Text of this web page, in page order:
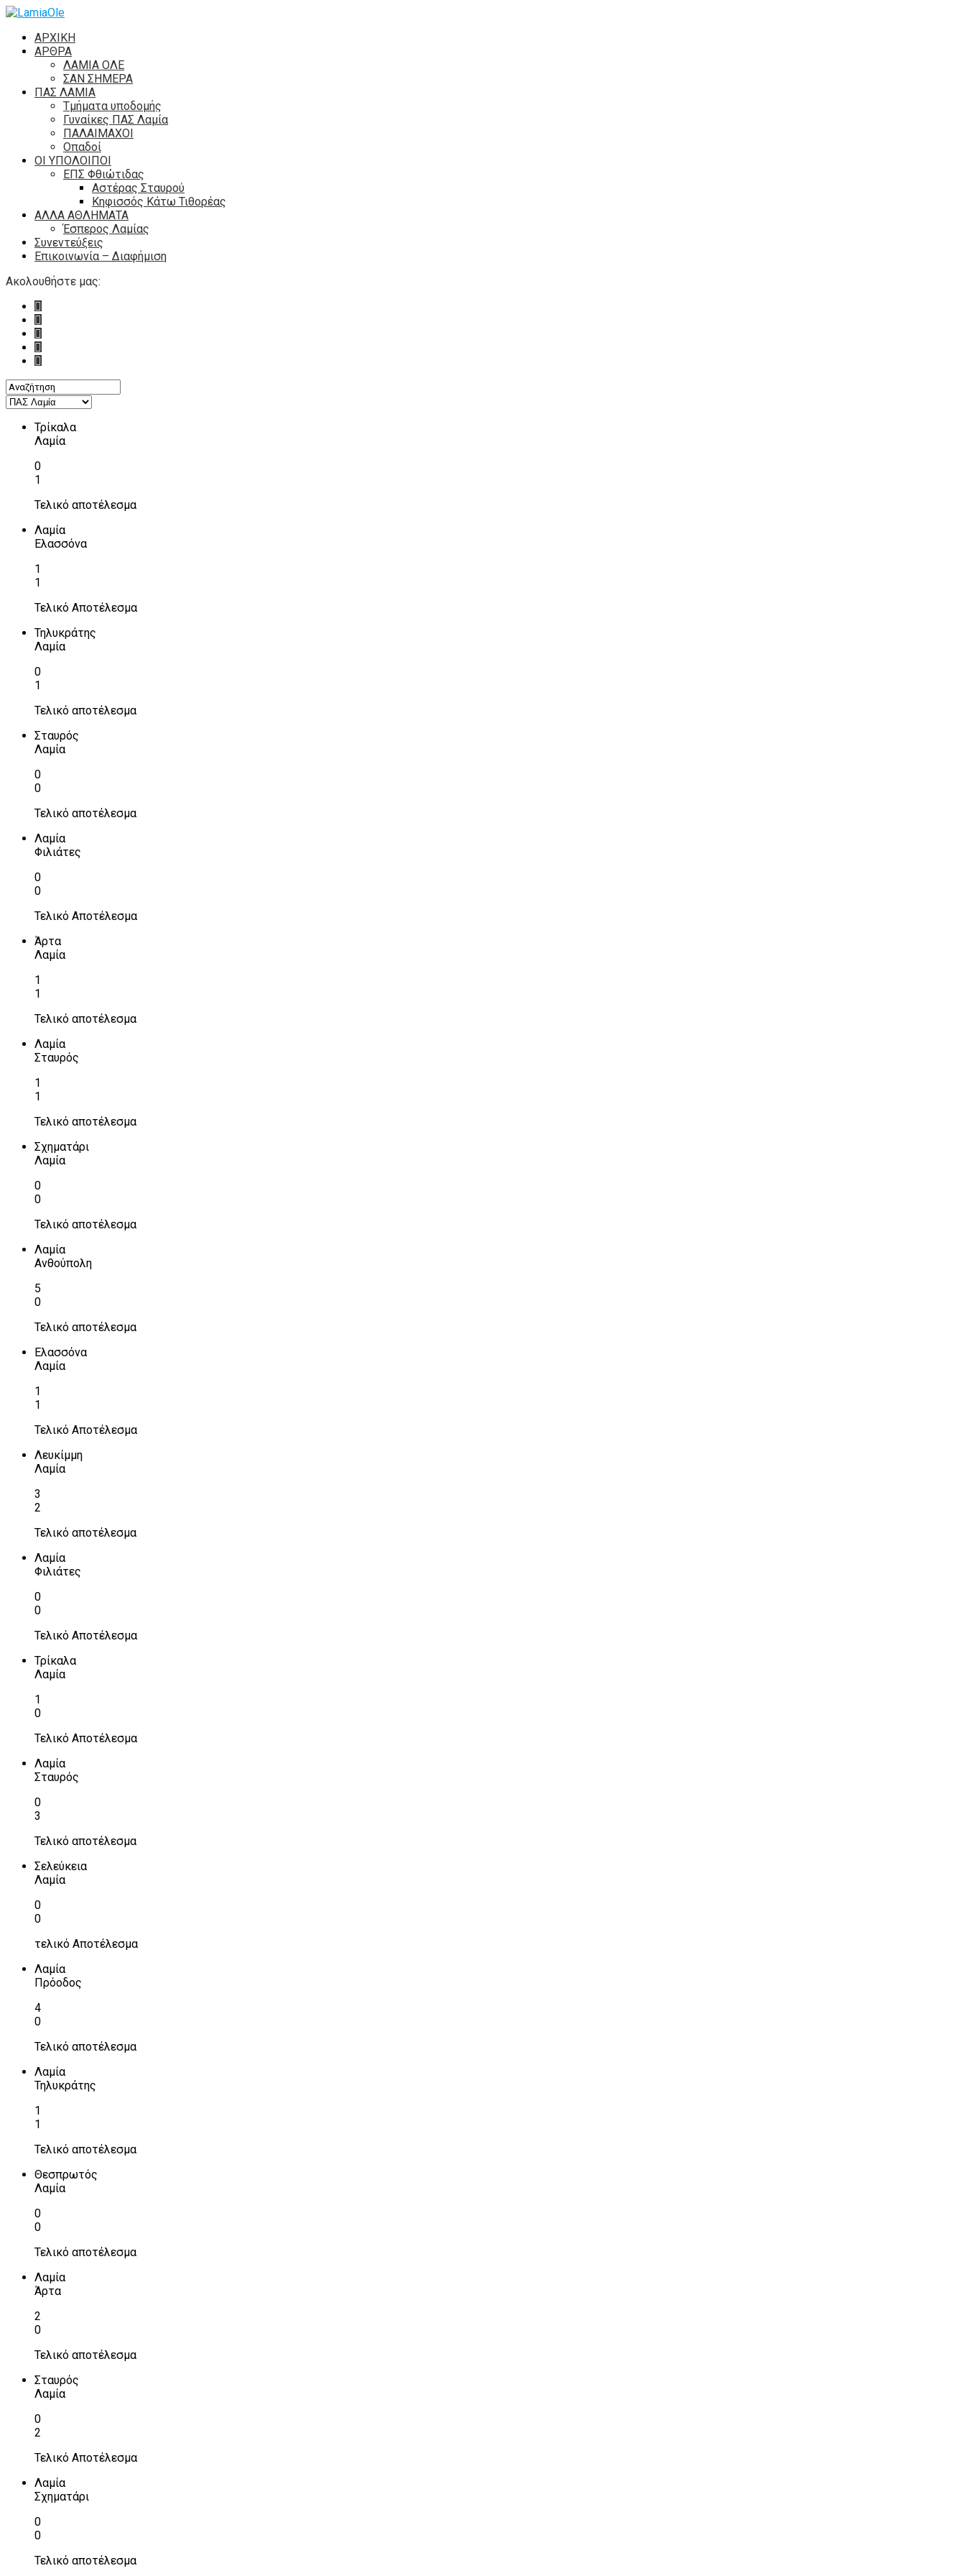
ΑΡΧΙΚΗ
ΑΡΘΡΑ
ΛΑΜΙΑ ΟΛΕ
ΣΑΝ ΣΗΜΕΡΑ
ΠΑΣ ΛΑΜΙΑ
Τμήματα υποδομής
Γυναίκες ΠΑΣ Λαμία
ΠΑΛΑΙΜΑΧΟΙ
Οπαδοί
ΟΙ ΥΠΟΛΟΙΠΟΙ
ΕΠΣ Φθιώτιδας
Αστέρας Σταυρού
Κηφισσός Κάτω Τιθορέας
ΑΛΛΑ ΑΘΛΗΜΑΤΑ
Έσπερος Λαμίας
Συνεντεύξεις
Επικοινωνία – Διαφήμιση
Ακολουθήστε μας:
Τρίκαλα
Λαμία
0
1
Τελικό αποτέλεσμα
Λαμία
Ελασσόνα
1
1
Τελικό Αποτέλεσμα
Τηλυκράτης
Λαμία
0
1
Τελικό αποτέλεσμα
Σταυρός
Λαμία
0
0
Τελικό αποτέλεσμα
Λαμία
Φιλιάτες
0
0
Τελικό Αποτέλεσμα
Άρτα
Λαμία
1
1
Τελικό αποτέλεσμα
Λαμία
Σταυρός
1
1
Τελικό αποτέλεσμα
Σχηματάρι
Λαμία
0
0
Τελικό αποτέλεσμα
Λαμία
Ανθούπολη
5
0
Τελικό αποτέλεσμα
Ελασσόνα
Λαμία
1
1
Τελικό Αποτέλεσμα
Λευκίμμη
Λαμία
3
2
Τελικό αποτέλεσμα
Λαμία
Φιλιάτες
0
0
Τελικό Αποτέλεσμα
Τρίκαλα
Λαμία
1
0
Τελικό Αποτέλεσμα
Λαμία
Σταυρός
0
3
Τελικό αποτέλεσμα
Σελεύκεια
Λαμία
0
0
τελικό Αποτέλεσμα
Λαμία
Πρόοδος
4
0
Τελικό αποτέλεσμα
Λαμία
Τηλυκράτης
1
1
Τελικό αποτέλεσμα
Θεσπρωτός
Λαμία
0
0
Τελικό αποτέλεσμα
Λαμία
Άρτα
2
0
Τελικό αποτέλεσμα
Σταυρός
Λαμία
0
2
Τελικό Αποτέλεσμα
Λαμία
Σχηματάρι
0
0
Τελικό αποτέλεσμα